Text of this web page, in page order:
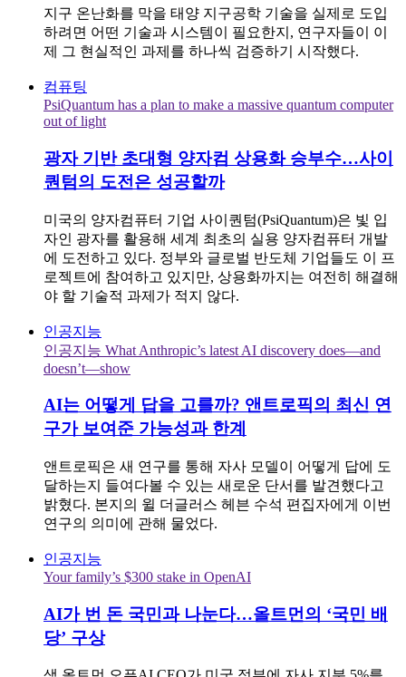
지구 온난화를 막을 태양 지구공학 기술을 실제로 도입
하려면 어떤 기술과 시스템이 필요한지, 연구자들이 이
제 그 현실적인 과제를 하나씩 검증하기 시작했다.
컴퓨팅
PsiQuantum has a plan to make a massive quantum computer
out of light
광자 기반 초대형 양자컴 상용화 승부수…사이
퀀텀의 도전은 성공할까
미국의 양자컴퓨터 기업 사이퀀텀(PsiQuantum)은 빛 입
자인 광자를 활용해 세계 최초의 실용 양자컴퓨터 개발
에 도전하고 있다. 정부와 글로벌 반도체 기업들도 이 프
로젝트에 참여하고 있지만, 상용화까지는 여전히 해결해
야 할 기술적 과제가 적지 않다.
인공지능
인공지능 What Anthropic’s latest AI discovery does—and
doesn’t—show
AI는 어떻게 답을 고를까? 앤트로픽의 최신 연
구가 보여준 가능성과 한계
앤트로픽은 새 연구를 통해 자사 모델이 어떻게 답에 도
달하는지 들여다볼 수 있는 새로운 단서를 발견했다고
밝혔다. 본지의 윌 더글러스 헤븐 수석 편집자에게 이번
연구의 의미에 관해 물었다.
인공지능
Your family’s $300 stake in OpenAI
AI가 번 돈 국민과 나눈다…올트먼의 ‘국민 배
당’ 구상